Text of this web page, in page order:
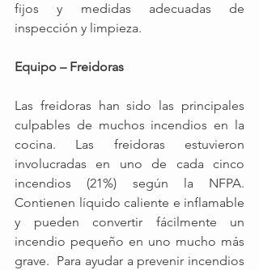
fijos y medidas adecuadas de
inspección y limpieza.
Equipo – Freidoras
Las freidoras han sido las principales
culpables de muchos incendios en la
cocina. Las freidoras estuvieron
involucradas en uno de cada cinco
incendios (21%) según la NFPA.
Contienen líquido caliente e inflamable
y pueden convertir fácilmente un
incendio pequeño en uno mucho más
grave.  Para ayudar a prevenir incendios